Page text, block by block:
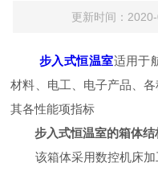
更新时间：
步入式恒温室适用于
材料、电工、电子产品、
其各性能项指标
步入式恒温室的箱体结
该箱体采用数控机床加